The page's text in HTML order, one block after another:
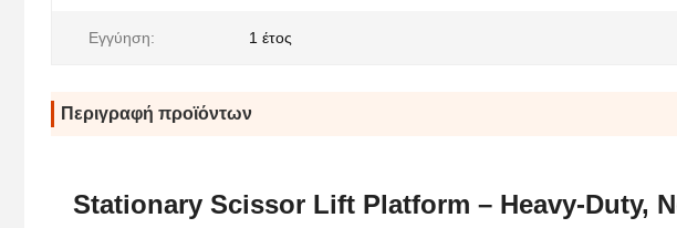
Εγγύηση: 1 έτος
Περιγραφή προϊόντων
Stationary Scissor Lift Platform – Heavy-Duty,